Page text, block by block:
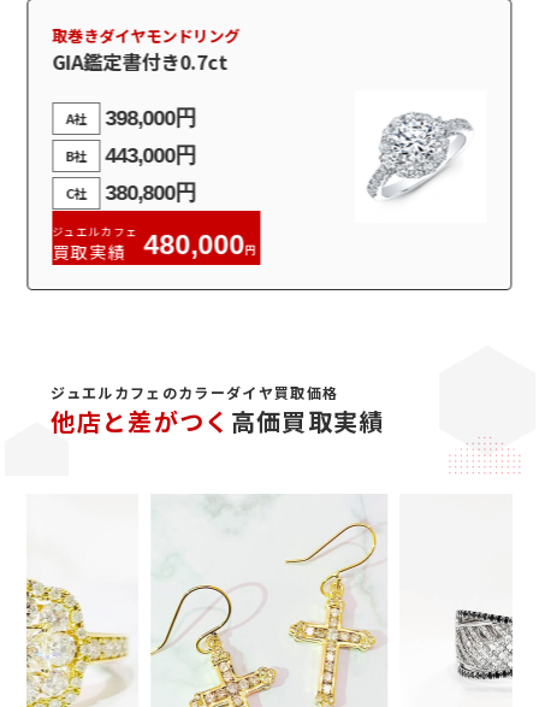
取巻きダイヤモンドリング
GIA鑑定書付き0.7ct
A社 398,000円
B社 443,000円
C社 380,800円
ジュエルカフェ
買取実績 480,000 円
ジュエルカフェのカラーダイヤ買取価格
他店と差がつく 高価買取実績